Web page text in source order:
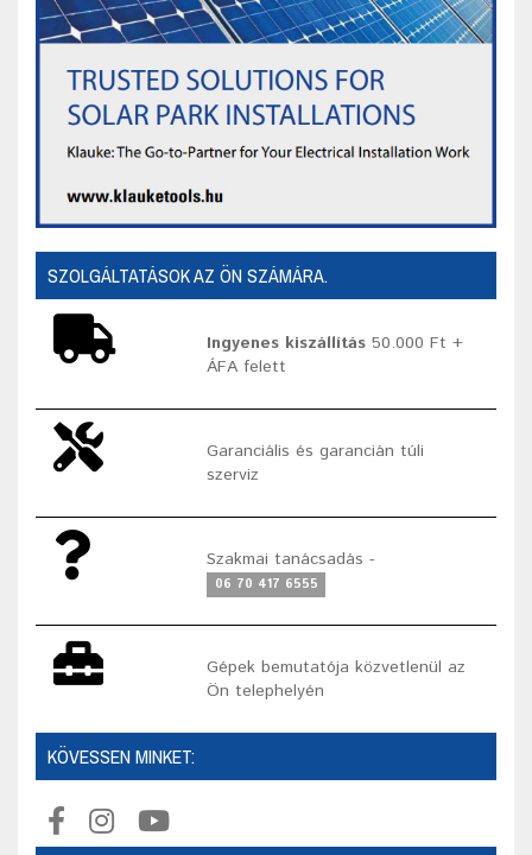
SZOLGÁLTATÁSOK AZ ÖN SZÁMÁRA.
Ingyenes kiszállítás 50.000 Ft +
ÁFA felett
Garanciális és garancián túli
szerviz
Szakmai tanácsadás -
06 70 417 6555
Gépek bemutatója közvetlenül az
Ön telephelyén
KÖVESSEN MINKET: